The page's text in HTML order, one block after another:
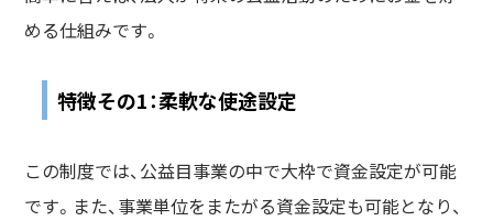
める仕組みです。
特徴その1：柔軟な使途設定
この制度では、公益目事業の中で大枠で資金設定が可能
です。また、事業単位をまたがる資金設定も可能となり、